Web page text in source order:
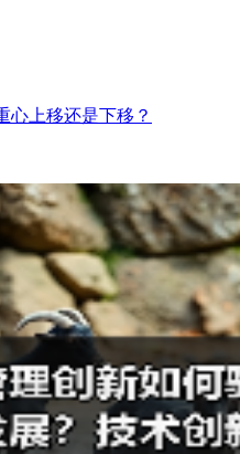
心上移还是下移？